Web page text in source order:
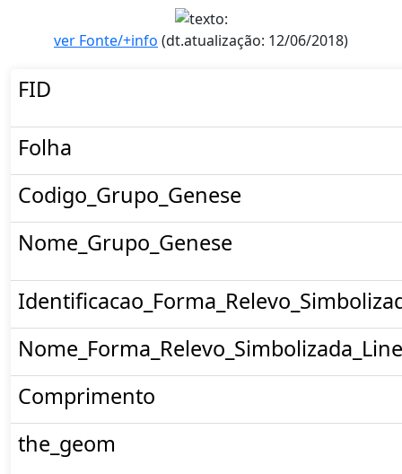
ver Fonte/+info (dt.atualização: 12/06/2018)
FID
Folha
Codigo_Grupo_Genese
Nome_Grupo_Genese
Comprimento
the_geom